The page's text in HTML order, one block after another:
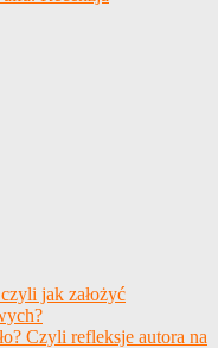
jak założyć
Czyli refleksje autora na